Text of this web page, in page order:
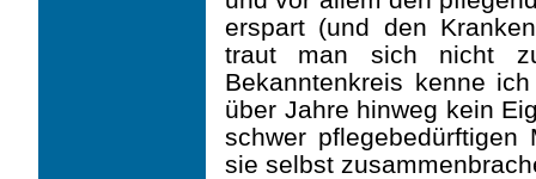
erspart (und den
traut man sich nicht
Bekanntenkreis kenne
über Jahre hinweg kein
schwer
sie selbst